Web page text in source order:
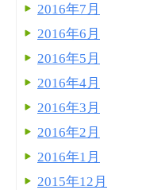
2016年7月
2016年6月
2016年5月
2016年4月
2016年3月
2016年2月
2016年1月
2015年12月